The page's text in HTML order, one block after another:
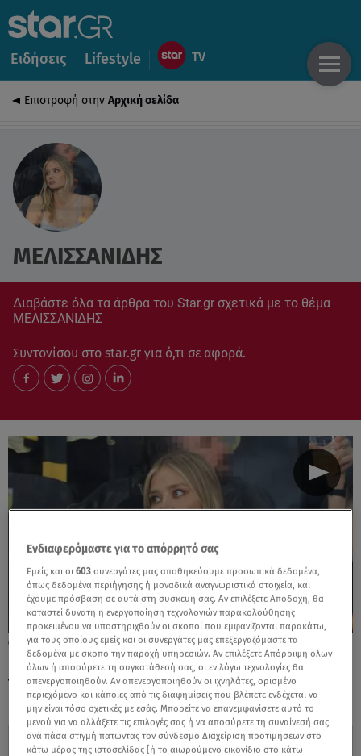
Ειδήσεις Lifestyle
Επιστροφή στην Αρχική σελίδα
ΜΕΛΙΣΣΑΝΙΔΗΣ
Διαβάστε όλα τα άρθρα του Star.gr σχετικά με το θέμα
ΜΕΛΙΣΣΑΝΙΔΗΣ
Συντονίσου στο star.gr για ό,τι σε αφορά.
11.05.26, 10:49
Έλαμψε με την παρουσία της στη γιορτή
της ΑΕΚ, η Σοφία Μιλόσεβιτς
Ενδιαφερόμαστε για το απόρρητό σας
Εμείς και οι603 συνεργάτες μας αποθηκεύουμε προσωπικά δεδομένα,
όπως δεδομένα περιήγησης ή μοναδικά αναγνωριστικά στοιχεία, και
έχουμε πρόσβαση σε αυτά στη συσκευή σας. Αν επιλέξετε Αποδοχή, θα
καταστεί δυνατή η ενεργοποίηση τεχνολογιών παρακολούθησης
προκειμένου να υποστηριχθούν οι σκοποί που εμφανίζονται παρακάτω,
για τους οποίους εμείς και οι συνεργάτες μας επεξεργαζόμαστε τα
δεδομένα με σκοπό την παροχή υπηρεσιών. Αν επιλέξετε Απόρριψη όλων
όλων ή αποσύρετε τη συγκατάθεσή σας, οι εν λόγω τεχνολογίες θα
απενεργοποιηθούν. Αν απενεργοποιηθούν οι ιχνηλάτες, ορισμένο
περιεχόμενο και κάποιες από τις διαφημίσεις που βλέπετε ενδέχεται να
μην είναι τόσο σχετικές με εσάς. Μπορείτε να επανεμφανίσετε αυτό το
μενού για να αλλάξετε τις επιλογές σας ή να αποσύρετε τη συναίνεσή σας
ανά πάσα στιγμή πατώντας τον σύνδεσμο Διαχείριση προτιμήσεων στο
κάτω μέρος της ιστοσελίδας [ή το αιωρούμενο εικονίδιο στο κάτω